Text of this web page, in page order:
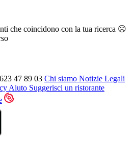
che coincidono con la tua ricerca ☹
623 47 89 03 Chi siamo Notizie Legali
Aiuto Suggerisci un ristorante